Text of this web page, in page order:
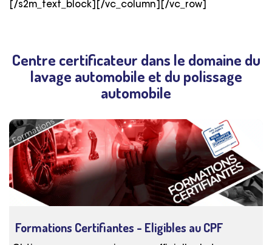
[/s2m_text_block][/vc_column][/vc_row]
Centre certificateur dans le domaine du
lavage automobile et du polissage
automobile
Formations Certifiantes - Eligibles au CPF